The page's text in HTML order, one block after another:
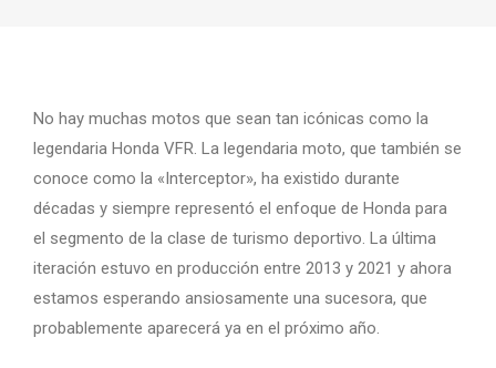
No hay muchas motos que sean tan icónicas como la
legendaria Honda VFR. La legendaria moto, que también se
conoce como la «Interceptor», ha existido durante
décadas y siempre representó el enfoque de Honda para
el segmento de la clase de turismo deportivo. La última
iteración estuvo en producción entre 2013 y 2021 y ahora
estamos esperando ansiosamente una sucesora, que
probablemente aparecerá ya en el próximo año.